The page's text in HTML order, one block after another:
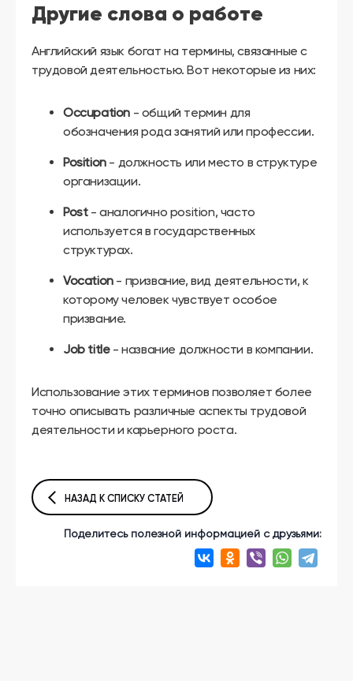
Другие слова о работе
Английский язык богат на термины, связанные с
трудовой деятельностью. Вот некоторые из них:
Occupation - общий термин для
обозначения рода занятий или профессии.
Position- должность или место в структуре
организации.
Post- аналогично position, часто
используется в государственных
структурах.
Vocation- призвание, вид деятельности, к
которому человек чувствует особое
призвание.
Job title- название должности в компании.
Использование этих терминов позволяет более
точно описывать различные аспекты трудовой
деятельности и карьерного роста.
НАЗАД К СПИСКУ СТАТЕЙ
Поделитесь полезной информацией с друзьями: